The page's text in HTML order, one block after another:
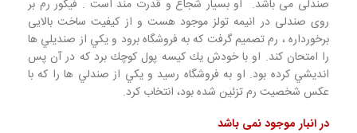
صندلی می باشد. او بسیار شجاع و قدرت مند است . فیگور رم بر
روی صندلی در انیمه تولز موجود هست و از کیفیت ساخت بالایی
برخورداره ، رم تصميم گرفت كه به فروشگاه برود و يكي از صنديلي ها
را امتحان كند. او با خودش يك كيسه پول كوچك برد كه در آن پس
انديشي كرده بود. او به فروشگاه رسيد و يكي از صندلي ها را كه با
عكس شخصيت رم تزئين شده بود، انتخاب كرد.
در انبار موجود نمی باشد